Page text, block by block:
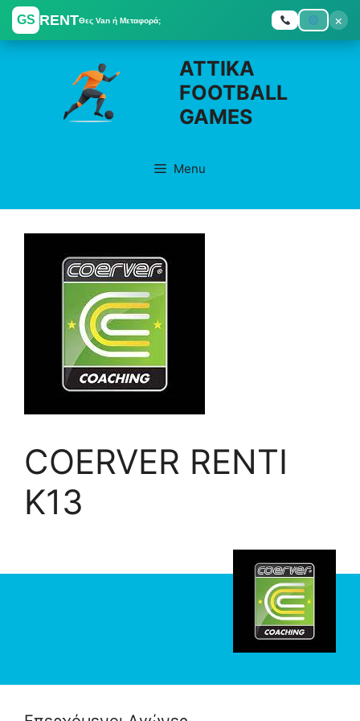
GS RENTΘες Van ή Μεταφορά;
×
Skip
ATTIKA
FOOTBALL
GAMES
Menu
COERVER RENTI
K13